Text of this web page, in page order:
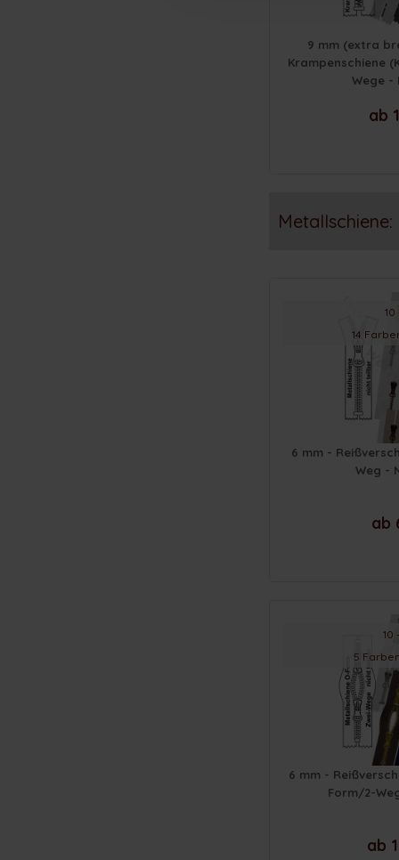
9 mm (extra
Krampenschiene
Wege -
ab
Metallschiene:
10
14
6 mm -
Weg -
ab
10
5
6 mm -
Form/2-
ab